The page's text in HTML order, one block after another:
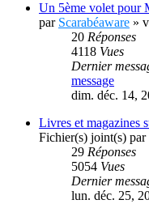
Un 5ème volet pour
par Scarabéaware »
20 Réponses
4118 Vues
Dernier
message
dim. déc. 14,
Livres et magazines
Fichier(s) joint(s) par
29 Réponses
5054 Vues
Dernier
lun. déc. 25,